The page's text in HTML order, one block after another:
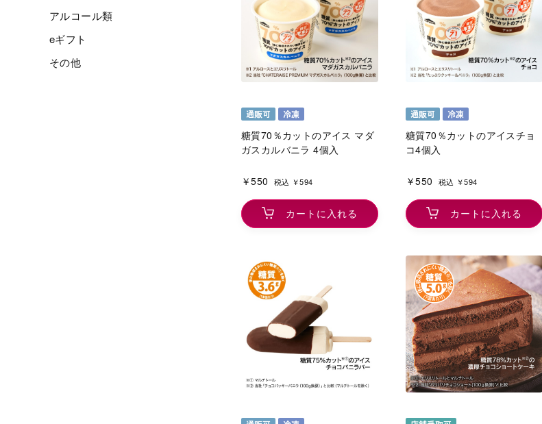
アルコール類
eギフト
その他
糖質70％カットのアイス マダ
ガスカルバニラ 4個入
￥550 税込 ￥594
カートに入れる
糖質70％カットのアイスチョ
コ4個入
￥550 税込 ￥594
カートに入れる